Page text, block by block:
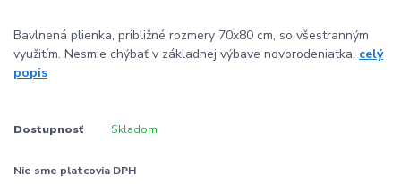
Bavlnená plienka, približné rozmery 70x80 cm, so všestranným
využitím. Nesmie chýbať v základnej výbave novorodeniatka. celý
popis
Dostupnosť Skladom
Nie sme platcovia DPH